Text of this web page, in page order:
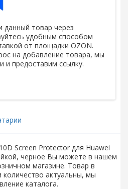
товар через
удобным способом
от площадки OZON.
на добавление товара, мы
предоставим ссылку.
Screen Protector для Huawei
черное Вы можете в нашем
магазине. Товар в
количество актуальны, мы
каталога.